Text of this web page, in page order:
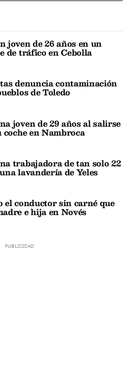
joven de 26 años en un
de tráfico en Cebolla
denuncia contaminación
de Toledo
joven de 29 años al salirse
coche en Nambroca
trabajadora de tan solo 22
lavandería de Yeles
el conductor sin carné que
e hija en Novés